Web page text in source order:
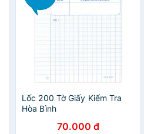
Lốc 200 Tờ Giấy Kiểm Tra
Hòa Bình
70.000 đ